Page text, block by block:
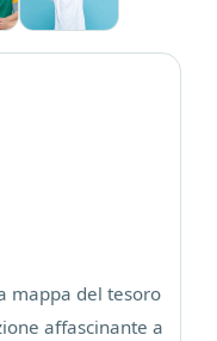
mappa del tesoro
affascinante a